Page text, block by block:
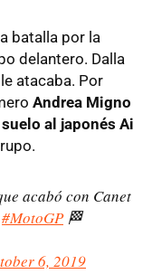
batalla por la
delantero. Dalla
atacaba. Por
Andrea Migno
al japonés Ai
acabó con Canet
#MotoGP🏁
6, 2019